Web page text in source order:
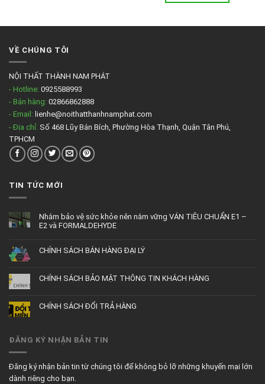
VỀ CHÚNG TÔI
NỘI THẤT THÀNH NAM PHÁT
- Hotline: 0925588993
- Bán hàng: 02866862888
- Email: lienhe@noithatthanhnamphat.com
- Địa chỉ: Số 468 Lũy Bán Bích, Phường Hòa Thạnh, Quận Tân Phú,
TPHCM
TIN TỨC MỚI
Nhằm bảo vệ sức khỏe nên nắm vững VÁN TIÊU CHUẨN E1 –
E2 và FORMALDEHYDE
CHÍNH SÁCH BÁN HÀNG ĐẠI LÝ
CHÍNH SÁCH BẢO MẬT THÔNG TIN KHÁCH HÀNG
CHÍNH SÁCH ĐỔI TRẢ HÀNG
ĐĂNG KÝ NHẬN BẢN TIN
Đăng ký nhận bản tin từ chúng tôi để không bỏ lỡ những khuyến mại lớn
dành riêng cho bạn.